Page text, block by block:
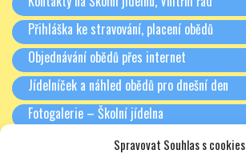
Spravovat Souhlas s cookies
Přihláška ke stravování, placení obědů
Objednávání obědů přes internet
Jídelníček a náhled obědů pro dnešní den
Fotogalerie – Školní jídelna